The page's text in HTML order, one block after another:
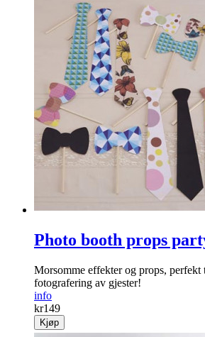
Photo booth props
Morsomme effekter og props,
fotografering av gjester!
info
kr149
Kjøp